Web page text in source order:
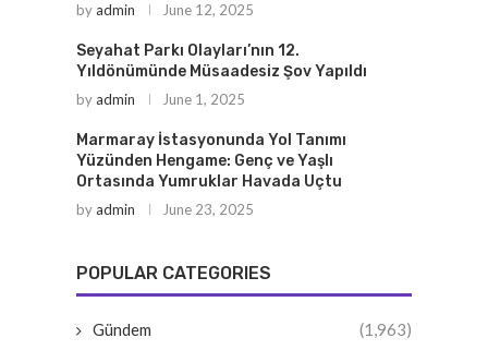
byadmin June 12, 2025
Seyahat Parkı Olayları’nın 12.
Yıldönümünde Müsaadesiz Şov Yapıldı
byadmin June 1, 2025
Marmaray İstasyonunda Yol Tanımı
Yüzünden Hengame: Genç ve Yaşlı
Ortasında Yumruklar Havada Uçtu
byadmin June 23, 2025
POPULAR CATEGORIES
Gündem
(1,963)